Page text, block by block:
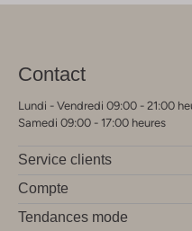
Contact
Lundi - Vendredi 09:00 - 21:00
Samedi 09:00 - 17:00 heures
Service clients
Compte
Tendances mode